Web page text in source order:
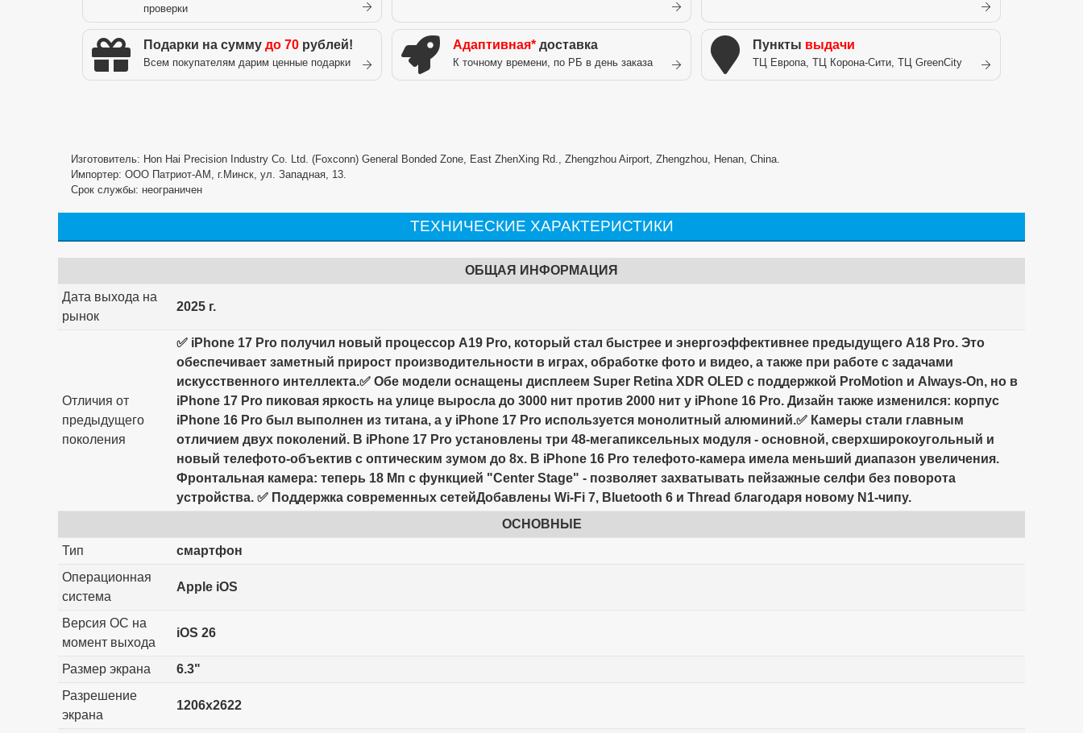
проверки
Подарки на сумму до 70 рублей!
Всем покупателям дарим ценные подарки
Адаптивная* доставка
К точному времени, по РБ в день заказа
Пункты выдачи
ТЦ Европа, ТЦ Корона-Сити, ТЦ GreenCity
Изготовитель: Hon Hai Precision Industry Co. Ltd. (Foxconn) General Bonded Zone, East ZhenXing Rd., Zhengzhou Airport, Zhengzhou, Henan, China.
Импортер: ООО Патриот-АМ, г.Минск, ул. Западная, 13.
Срок службы: неограничен
ТЕХНИЧЕСКИЕ ХАРАКТЕРИСТИКИ
ОБЩАЯ ИНФОРМАЦИЯ
Дата выхода на
рынок
2025 г.
Отличия от
предыдущего
поколения
✅ iPhone 17 Pro получил новый процессор A19 Pro, который стал быстрее и энергоэффективнее предыдущего A18 Pro. Это
обеспечивает заметный прирост производительности в играх, обработке фото и видео, а также при работе с задачами
искусственного интеллекта.✅ Обе модели оснащены дисплеем Super Retina XDR OLED с поддержкой ProMotion и Always-On, но в
iPhone 17 Pro пиковая яркость на улице выросла до 3000 нит против 2000 нит у iPhone 16 Pro. Дизайн также изменился: корпус
iPhone 16 Pro был выполнен из титана, а у iPhone 17 Pro используется монолитный алюминий.✅ Камеры стали главным
отличием двух поколений. В iPhone 17 Pro установлены три 48-мегапиксельных модуля - основной, сверхширокоугольный и
новый телефото-объектив с оптическим зумом до 8x. В iPhone 16 Pro телефото-камера имела меньший диапазон увеличения.
Фронтальная камера: теперь 18 Мп с функцией "Center Stage" - позволяет захватывать пейзажные селфи без поворота
устройства. ✅ Поддержка современных сетейДобавлены Wi-Fi 7, Bluetooth 6 и Thread благодаря новому N1-чипу.
ОСНОВНЫЕ
Тип
смартфон
Операционная
система
Apple iOS
Версия ОС на
момент выхода
iOS 26
Размер экрана
6.3"
Разрешение
экрана
1206x2622